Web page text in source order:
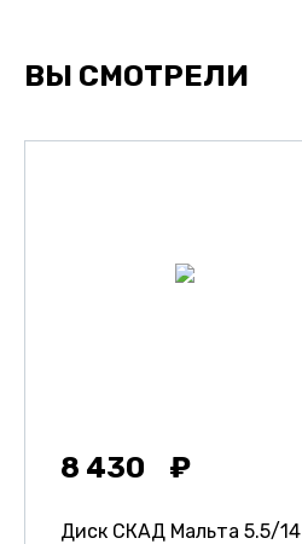
ВЫ СМОТРЕЛИ
8 430
Диск СКАД Мальта 5.5/14